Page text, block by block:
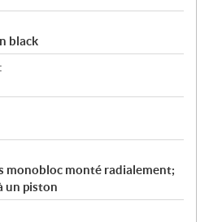
black
monobloc monté radialement;
un piston